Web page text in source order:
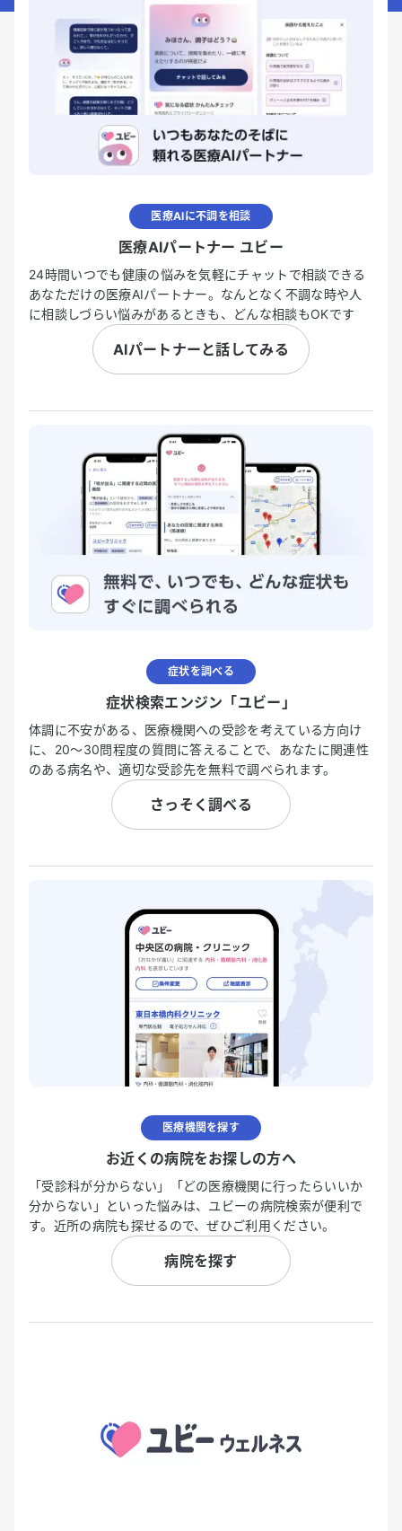
医療AIに不調を相談
医療AIパートナー ユビー
24時間いつでも健康の悩みを気軽にチャットで相談できる
あなただけの医療AIパートナー。なんとなく不調な時や人
に相談しづらい悩みがあるときも、どんな相談もOKです
AIパートナーと話してみる
症状を調べる
症状検索エンジン「ユビー」
体調に不安がある、医療機関への受診を考えている方向け
に、20〜30問程度の質問に答えることで、あなたに関連性
のある病名や、適切な受診先を無料で調べられます。
さっそく調べる
医療機関を探す
お近くの病院をお探しの方へ
「受診科が分からない」「どの医療機関に行ったらいいか
分からない」といった悩みは、ユビーの病院検索が便利で
す。近所の病院も探せるので、ぜひご利用ください。
病院を探す